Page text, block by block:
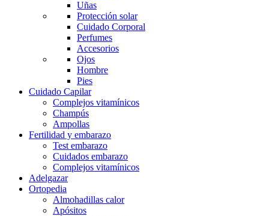
Uñas
Protección solar
Cuidado Corporal
Perfumes
Accesorios
Ojos
Hombre
Pies
Cuidado Capilar
Complejos vitamínicos
Champús
Ampollas
Fertilidad y embarazo
Test embarazo
Cuidados embarazo
Complejos vitamínicos
Adelgazar
Ortopedia
Almohadillas calor
Apósitos